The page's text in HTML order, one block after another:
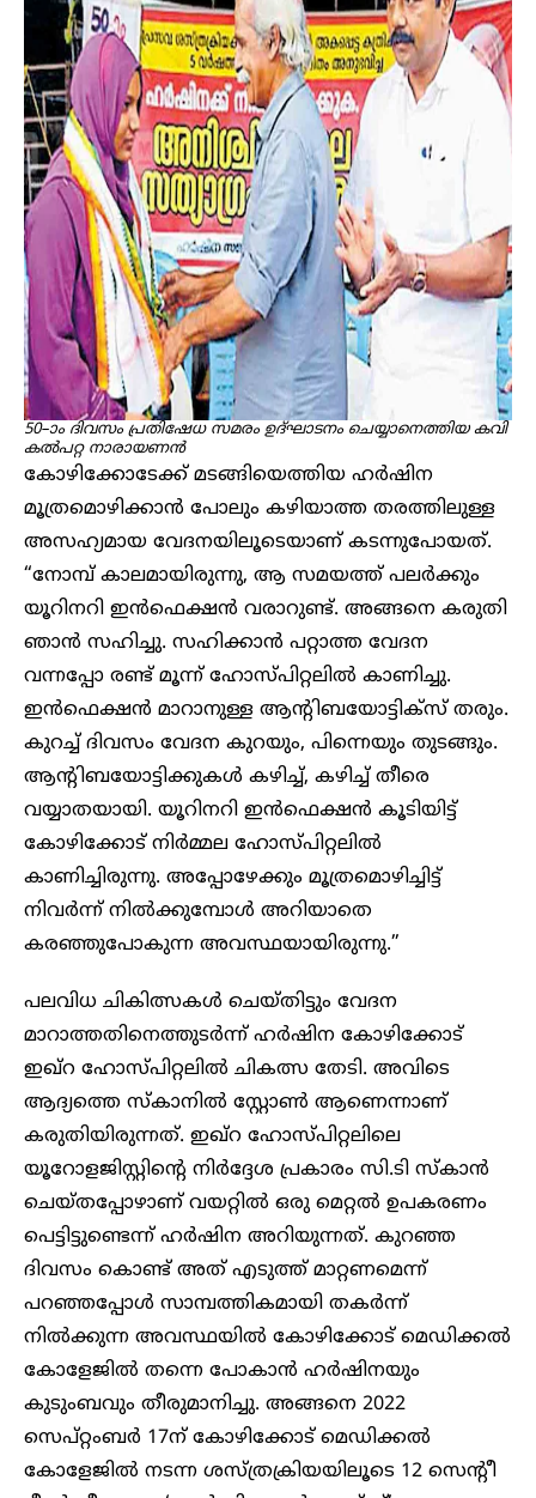
50–ാം ദിവസം പ്രതിഷേധ സമരം ഉദ്ഘാടനം ചെയ്യാനെത്തിയ കവി
കൽപറ്റ നാരായണൻ
കോഴിക്കോടേക്ക് മടങ്ങിയെത്തിയ ഹർഷിന
മൂത്രമൊഴിക്കാൻ പോലും കഴിയാത്ത തരത്തിലുള്ള
അസഹ്യമായ വേദനയിലൂടെയാണ് കടന്നുപോയത്.
“നോമ്പ് കാലമായിരുന്നു, ആ സമയത്ത് പലർക്കും
യൂറിനറി ഇൻഫെക്ഷൻ വരാറുണ്ട്. അങ്ങനെ കരുതി
‍ഞാൻ സഹിച്ചു. സഹിക്കാൻ പറ്റാത്ത വേദന
വന്നപ്പോ രണ്ട് മൂന്ന് ഹോസ്പിറ്റലിൽ കാണിച്ചു.
ഇൻഫെക്ഷൻ മാറാനുള്ള ആന്റിബയോട്ടിക്സ് തരും.
കുറച്ച് ദിവസം വേദന കുറയും, പിന്നെയും തുടങ്ങും.
ആന്റിബയോട്ടിക്കുകൾ കഴിച്ച്, കഴിച്ച് തീരെ
വയ്യാതയായി. യൂറിനറി ഇൻഫെക്ഷൻ കൂടിയിട്ട്
കോഴിക്കോട് നിർമ്മല ഹോസ്പിറ്റലിൽ
കാണിച്ചിരുന്നു. അപ്പോഴേക്കും മൂത്രമൊഴിച്ചിട്ട്
നിവർന്ന് നിൽക്കുമ്പോൾ അറിയാതെ
കരഞ്ഞുപോകുന്ന അവസ്ഥയായിരുന്നു.”
പലവിധ ചികിത്സകൾ ചെയ്തിട്ടും വേദന
മാറാത്തതിനെത്തുടർന്ന് ഹർഷിന കോഴിക്കോട്
ഇഖ്റ ഹോസ്പിറ്റലിൽ ചികത്സ തേടി. അവിടെ
ആദ്യത്തെ സ്കാനിൽ സ്റ്റോൺ ആണെന്നാണ്
കരുതിയിരുന്നത്. ഇഖ്റ ഹോസ്പിറ്റലിലെ
യൂറോളജിസ്റ്റിന്റെ നിർദ്ദേശ പ്രകാരം സി.ടി സ്കാൻ
ചെയ്തപ്പോഴാണ് വയറ്റിൽ ഒരു മെറ്റൽ ഉപകരണം
പെട്ടിട്ടുണ്ടെന്ന് ഹർഷിന അറിയുന്നത്. കുറഞ്ഞ
ദിവസം കൊണ്ട് അത് എടുത്ത് മാറ്റണമെന്ന്
പറഞ്ഞപ്പോൾ സാമ്പത്തികമായി തകർന്ന്
നിൽക്കുന്ന അവസ്ഥയിൽ കോഴിക്കോട് മെഡിക്കൽ
കോളേജിൽ തന്നെ പോകാൻ ഹർഷിനയും
കുടുംബവും തീരുമാനിച്ചു. അങ്ങനെ 2022
സെപ്റ്റംബർ 17ന് കോഴിക്കോട് മെഡിക്കൽ‌
കോളേജിൽ നടന്ന ശസ്ത്രക്രിയയിലൂടെ 12 സെന്റീ